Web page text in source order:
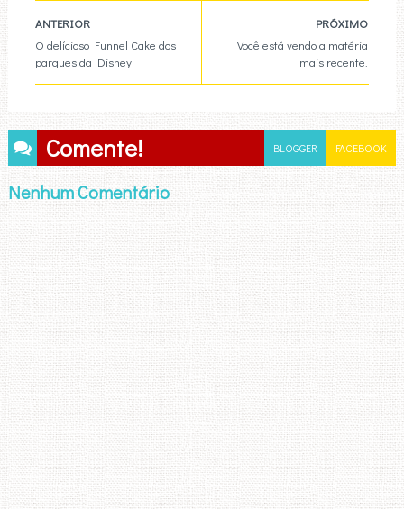
PRÓXIMO
Você está vendo a matéria
mais recente.
ANTERIOR
O delícioso Funnel Cake dos
parques da Disney
Comente! BLOGGER FACEBOOK
Nenhum Comentário